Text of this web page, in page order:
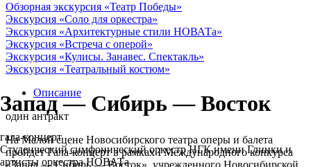
Обзорная экскурсия «Театр Победы»
Экскурсия «Cоло для оркестра»
Экскурсия «Архитектурные стили НОВАТа»
Экскурсия «Встреча с оперой»
Экскурсия «Кулисы. Занавес. Спектакль»
Экскурсия «Театральный костюм»
Запад — Сибирь — Восток
гала-концерт
Студенческий симфонический оркестр НГК имени Глинки и
артисты оркестра НОВАТа
Описание
один антракт
На Малой сцене Новосибирского театра оперы и балета
пройдет Гала-концерт в рамках I Международного конкурса